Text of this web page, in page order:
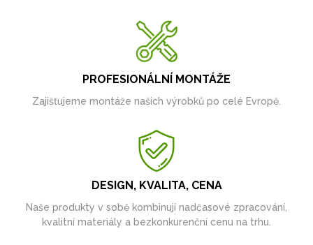
PROFESIONÁLNÍ MONTÁŽE
Zajišťujeme montáže našich výrobků po celé Evropě.
DESIGN, KVALITA, CENA
Naše produkty v sobě kombinují nadčasové zpracování,
kvalitní materiály a bezkonkurenční cenu na trhu.